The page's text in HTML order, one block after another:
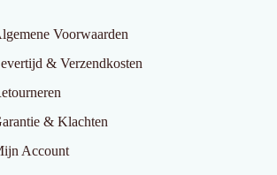
Voorwaarden
& Verzendkosten
& Klachten
Account